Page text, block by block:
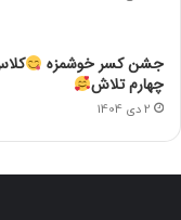
جشن کسر خوشمزه
چهارم تلاش
2 دی 1404